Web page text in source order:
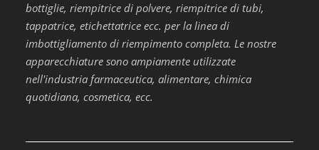
bottiglie, riempitrice di polvere, riempitrice di tubi,
tappatrice, etichettatrice ecc. per la linea di
imbottigliamento di riempimento completa. Le nostre
apparecchiature sono ampiamente utilizzate
nell'industria farmaceutica, alimentare, chimica
quotidiana, cosmetica, ecc.